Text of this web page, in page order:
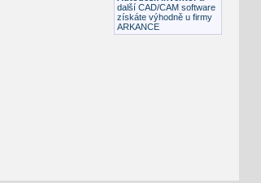
další CAD/CAM software
získáte výhodně u firmy
ARKANCE